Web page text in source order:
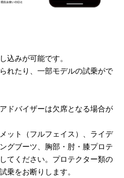
込みが可能です。
れたり、一部モデルの試乗がで
ドバイザーは欠席となる場合が
ット（フルフェイス）、ライデ
グブーツ、胸部・肘・膝プロテ
てください。プロテクター類の
乗をお断りします。